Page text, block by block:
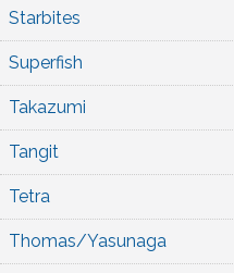
Starbites
Superfish
Takazumi
Tangit
Tetra
Thomas/Yasunaga